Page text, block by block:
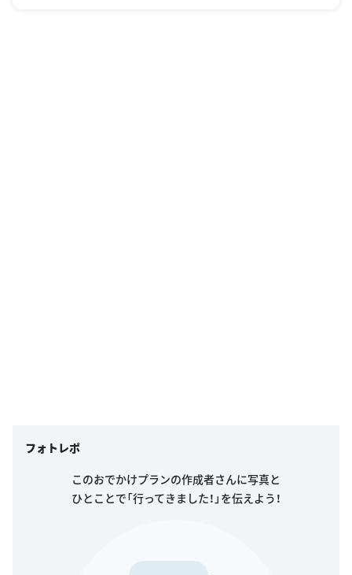
フォトレポ
このおでかけプランの作成者さんに写真と
ひとことで「行ってきました！」を伝えよう！